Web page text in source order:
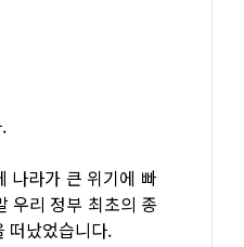
나라가 큰 위기에 빠
우리 정부 최초의 종
떠났었습니다.